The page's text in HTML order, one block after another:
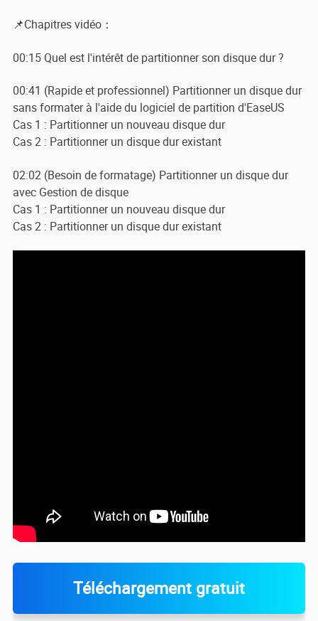
📌Chapitres vidéo：
00:15 Quel est l'intérêt de partitionner son disque dur ?
00:41 (Rapide et professionnel) Partitionner un disque dur
sans formater à l'aide du logiciel de partition d'EaseUS
Cas 1 : Partitionner un nouveau disque dur
Cas 2 : Partitionner un disque dur existant
02:02 (Besoin de formatage) Partitionner un disque dur
avec Gestion de disque
Cas 1 : Partitionner un nouveau disque dur
Cas 2 : Partitionner un disque dur existant
Téléchargement gratuit